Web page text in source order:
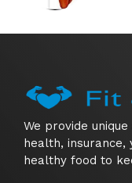
We provide
health, insurance,
healthy food to